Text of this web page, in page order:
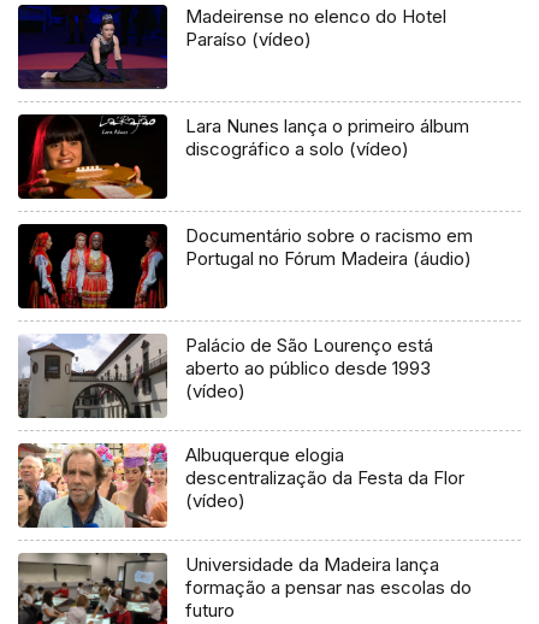
Madeirense no elenco do Hotel
Paraíso (vídeo)
Lara Nunes lança o primeiro álbum
discográfico a solo (vídeo)
Documentário sobre o racismo em
Portugal no Fórum Madeira (áudio)
Palácio de São Lourenço está
aberto ao público desde 1993
(vídeo)
Albuquerque elogia
descentralização da Festa da Flor
(vídeo)
Universidade da Madeira lança
formação a pensar nas escolas do
futuro